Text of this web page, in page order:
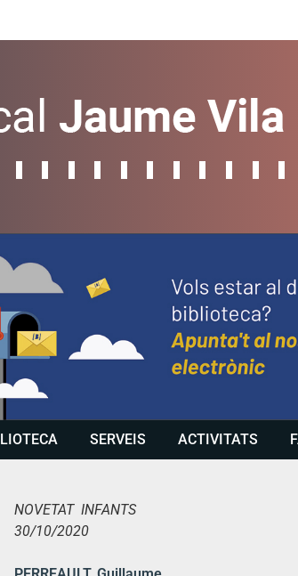
SERVEIS ACTIVITATS
NOVETAT INFANTS
30/10/2020